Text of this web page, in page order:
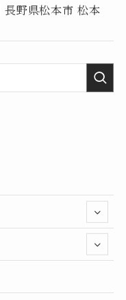
野県松本市 松本